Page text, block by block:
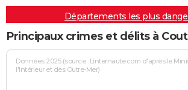
Départements les plus
Principaux crimes et délits à
Données 2025 (source : Linternaute.com d'après le
l'Intérieur et des Outre-Mer)